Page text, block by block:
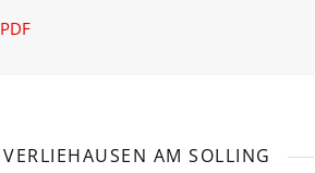
PDF
VERLIEHAUSEN AM SOLLING